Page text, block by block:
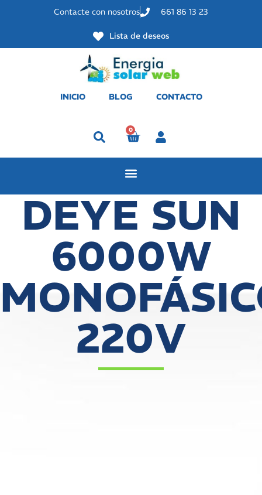
Contacte con nosotros 661 86 13 23
Lista de deseos
INICIO BLOG CONTACTO
0
DEYE SUN
6000W
220V